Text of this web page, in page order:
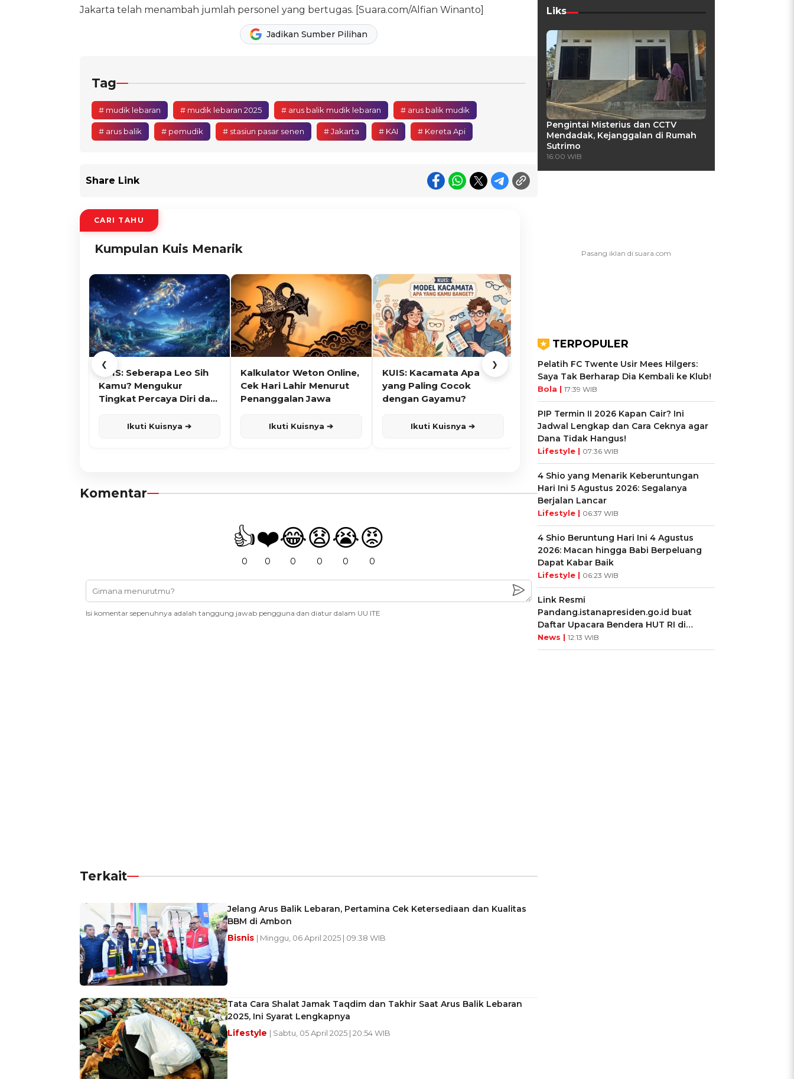
Jakarta telah menambah jumlah personel yang bertugas. [Suara.com/Alfian Winanto]
Jadikan Sumber Pilihan
Tag
# mudik lebaran # mudik lebaran 2025 # arus balik mudik lebaran # arus balik mudik
# arus balik # pemudik # stasiun pasar senen # Jakarta # KAI # Kereta Api
Share Link
CARI TAHU
Kumpulan Kuis Menarik
❮
KUIS: Seberapa Leo Sih
Kamu? Mengukur
Tingkat Percaya Diri dan
Ikuti Kuisnya ➔
Kalkulator Weton Online,
Cek Hari Lahir Menurut
Penanggalan Jawa
Ikuti Kuisnya ➔
KUIS: Kacamata Apa
yang Paling Cocok
dengan Gayamu?
Ikuti Kuisnya ➔
KUIS: Sepatu Mana yang
Cocok dengan
Kepribadianmu?
Ikuti Kuisnya ➔
KUIS: Seberapa Kenal
Cancer?
Ikuti Kuisnya ➔
❯
Komentar
👍
0
❤️
0
😂
0
😧
0
😭
0
😡
0
Isi komentar sepenuhnya adalah tanggung jawab pengguna dan diatur dalam UU ITE
Terkait
Jelang Arus Balik Lebaran, Pertamina Cek Ketersediaan dan Kualitas
BBM di Ambon
Bisnis | Minggu, 06 April 2025 | 09:38 WIB
Tata Cara Shalat Jamak Taqdim dan Takhir Saat Arus Balik Lebaran
2025, Ini Syarat Lengkapnya
Lifestyle | Sabtu, 05 April 2025 | 20:54 WIB
Liks
Pengintai Misterius dan CCTV
Mendadak, Kejanggalan di Rumah
Sutrimo
16:00 WIB
TERPOPULER
Pelatih FC Twente Usir Mees Hilgers:
Saya Tak Berharap Dia Kembali ke Klub!
Bola | 17:39 WIB
PIP Termin II 2026 Kapan Cair? Ini
Jadwal Lengkap dan Cara Ceknya agar
Dana Tidak Hangus!
Lifestyle | 07:36 WIB
4 Shio yang Menarik Keberuntungan
Hari Ini 5 Agustus 2026: Segalanya
Berjalan Lancar
Lifestyle | 06:37 WIB
4 Shio Beruntung Hari Ini 4 Agustus
2026: Macan hingga Babi Berpeluang
Dapat Kabar Baik
Lifestyle | 06:23 WIB
Link Resmi
Pandang.istanapresiden.go.id buat
Daftar Upacara Bendera HUT RI di
Istana Negara
News | 12:13 WIB